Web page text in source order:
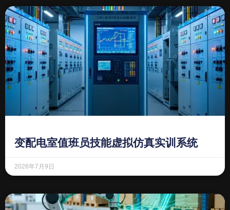
变配电室值班员技能虚拟仿真实训系统
2026年7月9日